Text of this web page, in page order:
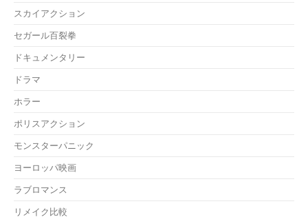
スカイアクション
セガール百裂拳
ドキュメンタリー
ドラマ
ホラー
ポリスアクション
モンスターパニック
ヨーロッパ映画
ラブロマンス
リメイク比較